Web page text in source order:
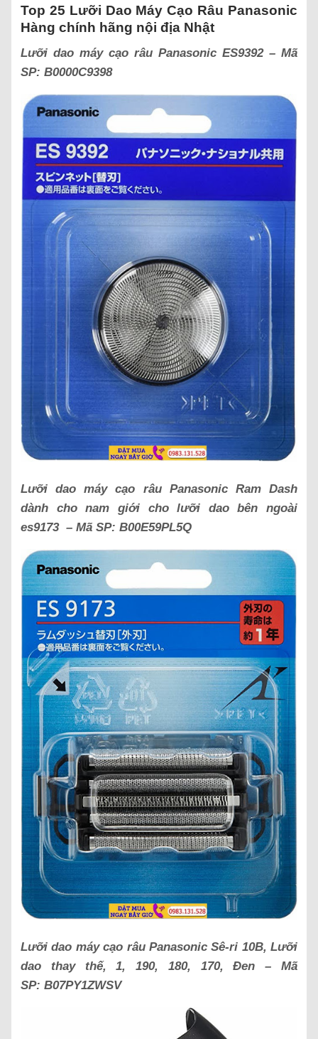
Top 25 Lưỡi Dao Máy Cạo Râu Panasonic
Hàng chính hãng nội địa Nhật
Lưỡi dao máy cạo râu Panasonic ES9392 – Mã
SP: B0000C9398
Lưỡi dao máy cạo râu Panasonic Ram Dash
dành cho nam giới cho lưỡi dao bên ngoài
es9173 – Mã SP: B00E59PL5Q
Lưỡi dao máy cạo râu Panasonic Sê-ri 10B, Lưỡi
dao thay thế, 1, 190, 180, 170, Đen – Mã
SP: B07PY1ZWSV